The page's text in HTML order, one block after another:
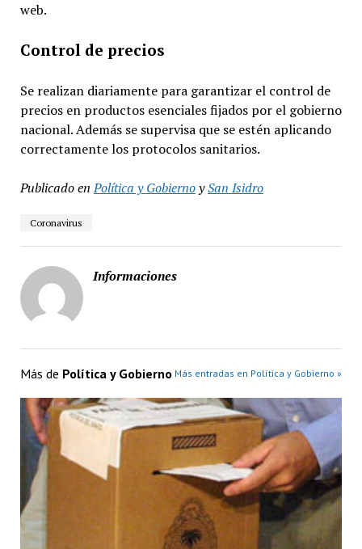
web.
Control de precios
Se realizan diariamente para garantizar el control de
precios en productos esenciales fijados por el gobierno
nacional. Además se supervisa que se estén aplicando
correctamente los protocolos sanitarios.
Publicado en Política y GobiernoySan Isidro
Coronavirus
Informaciones
Más de Política y Gobierno Más entradas en Política y Gobierno »